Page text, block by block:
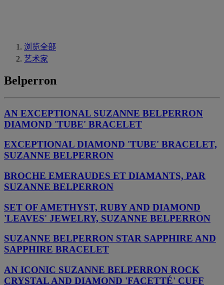
浏览全部
艺术家
Belperron
AN EXCEPTIONAL SUZANNE BELPERRON
DIAMOND 'TUBE' BRACELET
EXCEPTIONAL DIAMOND 'TUBE' BRACELET,
SUZANNE BELPERRON
BROCHE EMERAUDES ET DIAMANTS, PAR
SUZANNE BELPERRON
SET OF AMETHYST, RUBY AND DIAMOND
'LEAVES' JEWELRY, SUZANNE BELPERRON
SUZANNE BELPERRON STAR SAPPHIRE AND
SAPPHIRE BRACELET
AN ICONIC SUZANNE BELPERRON ROCK
CRYSTAL AND DIAMOND 'FACETTÉ' CUFF